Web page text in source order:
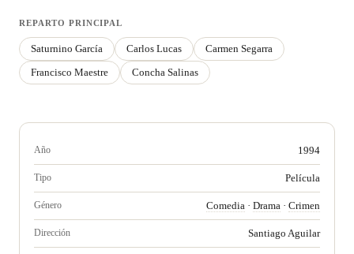
REPARTO PRINCIPAL
Saturnino García Carlos Lucas
Carmen Segarra
Francisco Maestre
Concha Salinas
Año 1994
Tipo Película
Género Comedia · Drama · Crimen
Dirección Santiago Aguilar